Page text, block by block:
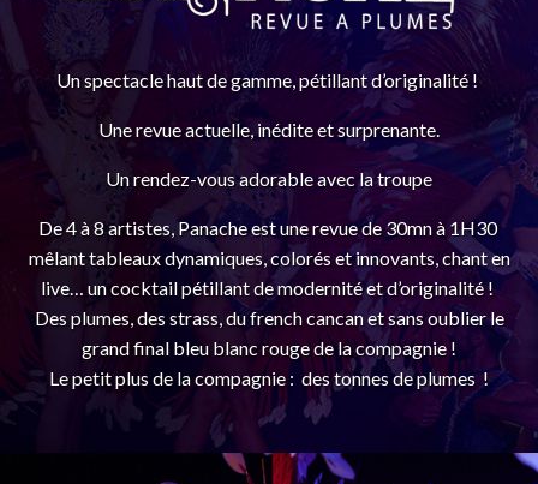
Un spectacle haut de gamme, pétillant d’originalité !
Une revue actuelle, inédite et surprenante.
Un rendez-vous adorable avec la troupe
De 4 à 8 artistes, Panache est une revue de 30mn à 1H30
mêlant tableaux dynamiques, colorés et innovants, chant en
live… un cocktail pétillant de modernité et d’originalité !
Des plumes, des strass, du french cancan et sans oublier le
grand final bleu blanc rouge de la compagnie !
Le petit plus de la compagnie : des tonnes de plumes !